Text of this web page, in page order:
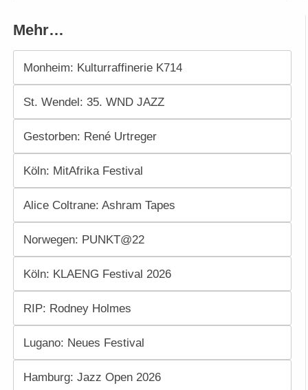
Mehr…
Monheim: Kulturraffinerie K714
St. Wendel: 35. WND JAZZ
Gestorben: René Urtreger
Köln: MitAfrika Festival
Alice Coltrane: Ashram Tapes
Norwegen: PUNKT@22
Köln: KLAENG Festival 2026
RIP: Rodney Holmes
Lugano: Neues Festival
Hamburg: Jazz Open 2026